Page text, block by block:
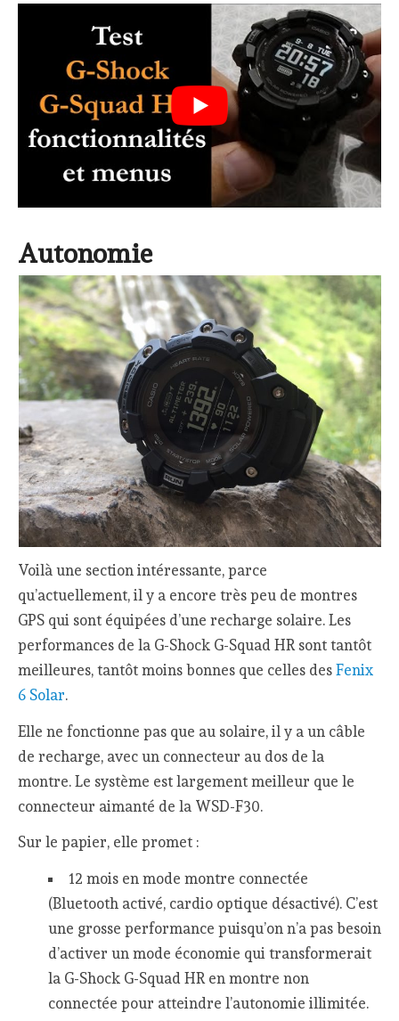
Autonomie
Voilà une section intéressante, parce
qu’actuellement, il y a encore très peu de montres
GPS qui sont équipées d’une recharge solaire. Les
performances de la G-Shock G-Squad HR sont tantôt
meilleures, tantôt moins bonnes que celles desFenix
6 Solar.
Elle ne fonctionne pas que au solaire, il y a un câble
de recharge, avec un connecteur au dos de la
montre. Le système est largement meilleur que le
connecteur aimanté de la WSD-F30.
Sur le papier, elle promet :
12 mois en mode montre connectée
(Bluetooth activé, cardio optique désactivé). C’est
une grosse performance puisqu’on n’a pas besoin
d’activer un mode économie qui transformerait
la G-Shock G-Squad HR en montre non
connectée pour atteindre l’autonomie illimitée.